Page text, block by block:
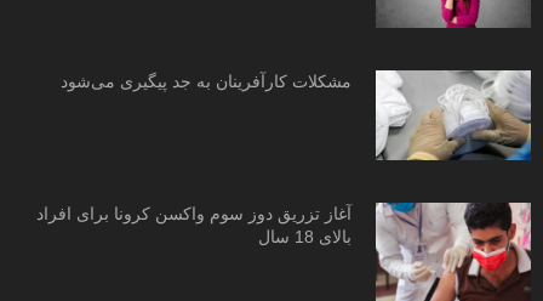
مشکلات کارآفرینان به جد پیگیری می‌شود
آغاز تزریق دوز سوم واکسن کرونا برای افراد
بالای 18 سال